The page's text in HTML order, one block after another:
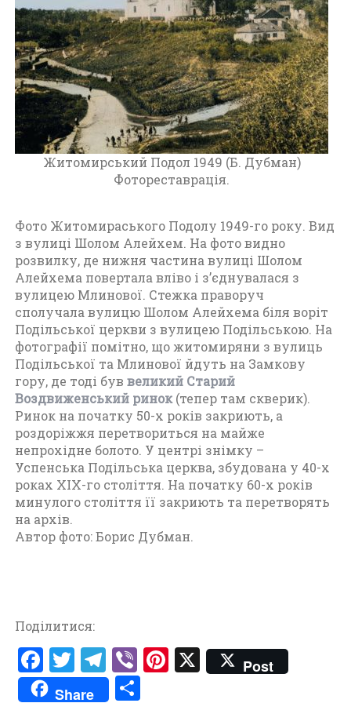
о
м
и
р
(
1
9
4
5
-
6
0
)
Житомирський Подол 1949 (Б. Дубман)
Фотореставрація.
Фото Житомираського Подолу 1949-го року. Вид
з вулиці Шолом Алейхем. На фото видно
розвилку, де нижня частина вулиці Шолом
Алейхема повертала вліво і з’єднувалася з
вулицею Млинової. Стежка праворуч
сполучала вулицю Шолом Алейхема біля воріт
Подільської церкви з вулицею Подільською. На
фотографії помітно, що житомиряни з вулиць
Подільської та Млинової йдуть на Замкову
гору, де тоді був великий Старий
Воздвиженський ринок (тепер там скверик).
Ринок на початку 50-х років закриють, а
роздоріжжя перетвориться на майже
непрохідне болото. У центрі знімку –
Успенська Подільська церква, збудована у 40-х
роках ХIХ-го століття. На початку 60-х років
минулого століття її закриють та перетворять
на архів.
Автор фото: Борис Дубман.
Поділитися:
F
a
T
w
T
el
V
ib
Pi X
Post
Share